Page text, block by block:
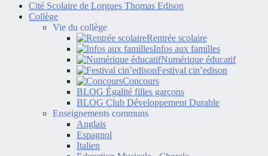
Cité Scolaire de Lorgues Thomas Edison
Collège
Vie du collège
Rentrée scolaire
Infos aux familles
Numérique éducatif
Festival cin’edison
Concours
BLOG Égalité filles garçons
BLOG Club Développement Durable
Enseignements communs
Anglais
Espagnol
Italien